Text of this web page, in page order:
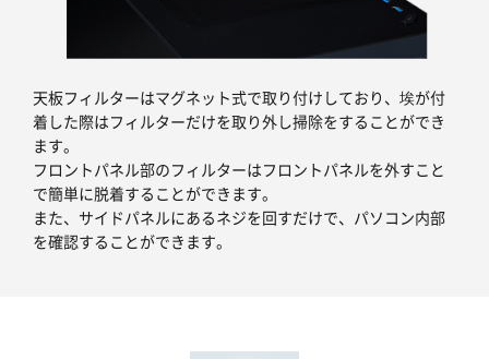
天板フィルターはマグネット式で取り付けしており、埃が付
着した際はフィルターだけを取り外し掃除をすることができ
ます。
フロントパネル部のフィルターはフロントパネルを外すこと
で簡単に脱着することができます。
また、サイドパネルにあるネジを回すだけで、パソコン内部
を確認することができます。